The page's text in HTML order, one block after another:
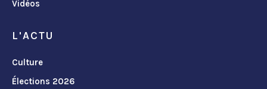
Vidéos
L'ACTU
Culture
Élections 2026